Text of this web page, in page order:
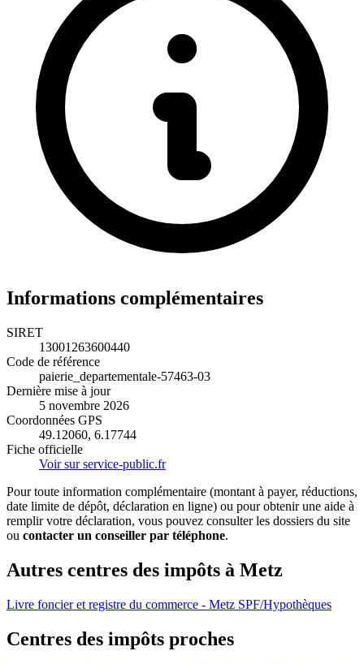
Informations complémentaires
SIRET
13001263600440
Code de référence
paierie_departementale-57463-03
Dernière mise à jour
5 novembre 2026
Coordonnées GPS
49.12060, 6.17744
Fiche officielle
Voir sur service-public.fr
Pour toute information complémentaire (montant à payer, réductions,
date limite de dépôt, déclaration en ligne) ou pour obtenir une aide à
remplir votre déclaration, vous pouvez consulter les dossiers du site
ou contacter un conseiller par téléphone.
Autres centres des impôts à Metz
Livre foncier et registre du commerce - Metz SPF/Hypothèques
Centres des impôts proches